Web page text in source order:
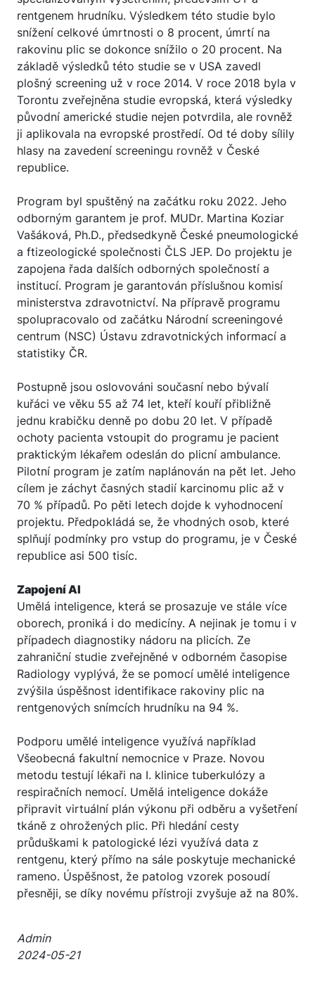
rentgenem hrudníku. Výsledkem této studie bylo
snížení celkové úmrtnosti o 8 procent, úmrtí na
rakovinu plic se dokonce snížilo o 20 procent. Na
základě výsledků této studie se v USA zavedl
plošný screening už v roce 2014. V roce 2018 byla v
Torontu zveřejněna studie evropská, která výsledky
původní americké studie nejen potvrdila, ale rovněž
ji aplikovala na evropské prostředí. Od té doby sílily
hlasy na zavedení screeningu rovněž v České
republice.
Program byl spuštěný na začátku roku 2022. Jeho
odborným garantem je prof. MUDr. Martina Koziar
Vašáková, Ph.D., předsedkyně České pneumologické
a ftizeologické společnosti ČLS JEP. Do projektu je
zapojena řada dalších odborných společností a
institucí. Program je garantován příslušnou komisí
ministerstva zdravotnictví. Na přípravě programu
spolupracovalo od začátku Národní screeningové
centrum (NSC) Ústavu zdravotnických informací a
statistiky ČR.
Postupně jsou oslovováni současní nebo bývalí
kuřáci ve věku 55 až 74 let, kteří kouří přibližně
jednu krabičku denně po dobu 20 let. V případě
ochoty pacienta vstoupit do programu je pacient
praktickým lékařem odeslán do plicní ambulance.
Pilotní program je zatím naplánován na pět let. Jeho
cílem je záchyt časných stadií karcinomu plic až v
70 % případů. Po pěti letech dojde k vyhodnocení
projektu. Předpokládá se, že vhodných osob, které
splňují podmínky pro vstup do programu, je v České
republice asi 500 tisíc.
Zapojení AI
Umělá inteligence, která se prosazuje ve stále více
oborech, proniká i do medicíny. A nejinak je tomu i v
případech diagnostiky nádoru na plicích. Ze
zahraniční studie zveřejněné v odborném časopise
Radiology vyplývá, že se pomocí umělé inteligence
zvýšila úspěšnost identifikace rakoviny plic na
rentgenových snímcích hrudníku na 94 %.
Podporu umělé inteligence využívá například
Všeobecná fakultní nemocnice v Praze. Novou
metodu testují lékaři na I. klinice tuberkulózy a
respiračních nemocí. Umělá inteligence dokáže
připravit virtuální plán výkonu při odběru a vyšetření
tkáně z ohrožených plic. Při hledání cesty
průduškami k patologické lézi využívá data z
rentgenu, který přímo na sále poskytuje mechanické
rameno. Úspěšnost, že patolog vzorek posoudí
přesněji, se díky novému přístroji zvyšuje až na 80%.
Admin
2024-05-21